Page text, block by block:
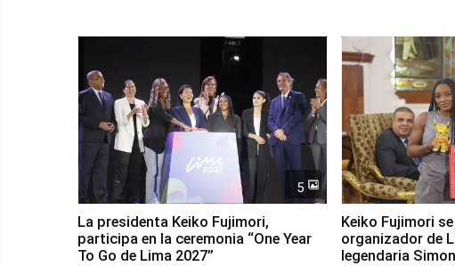
5
La presidenta Keiko Fujimori,
participa en la ceremonia “One Year
To Go de Lima 2027”
Keiko Fujimori
organizador de
legendaria